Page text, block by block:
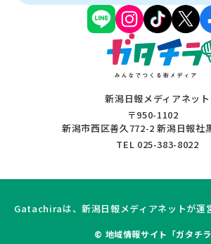
新潟日報メディアネット
〒950-1102
新潟市西区善久772-2 新潟日報社
TEL 025-383-8022
Gatachiraは、新潟日報メディアネットが運
© 地域情報サイト「ガタチラ